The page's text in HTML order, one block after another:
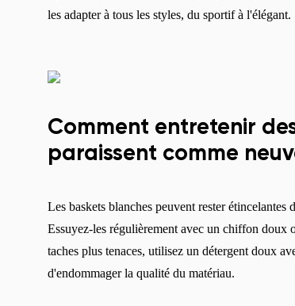
les adapter à tous les styles, du sportif à l'élégant.
Comment entretenir
paraissent comme
Les baskets blanches peuvent rester
Essuyez-les régulièrement avec un chiffon doux
taches plus tenaces, utilisez un détergent doux
d'endommager la qualité du matériau.